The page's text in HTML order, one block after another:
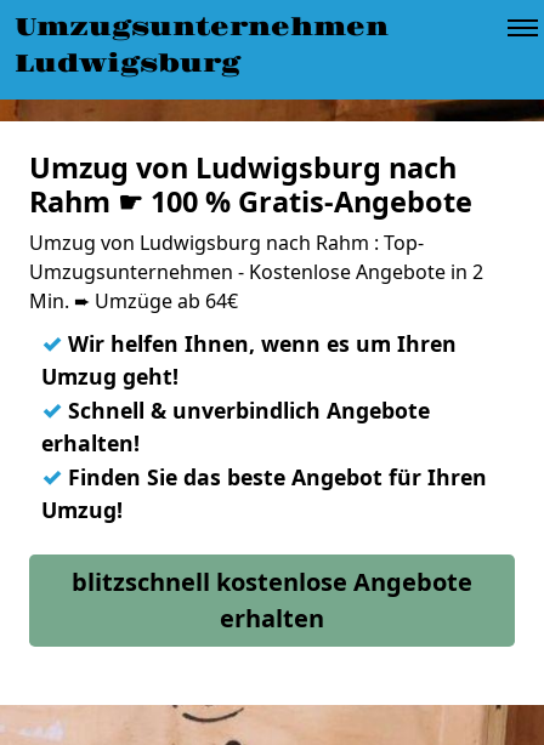
Umzugsunternehmen
Ludwigsburg
Umzug von Ludwigsburg nach
Rahm ☛ 100 % Gratis-Angebote
Umzug von Ludwigsburg nach Rahm : Top-
Umzugsunternehmen - Kostenlose Angebote in 2
Min. ➨ Umzüge ab 64€
✓ Wir helfen Ihnen, wenn es um Ihren
Umzug geht!
✓ Schnell & unverbindlich Angebote
erhalten!
✓ Finden Sie das beste Angebot für Ihren
Umzug!
blitzschnell kostenlose Angebote
erhalten